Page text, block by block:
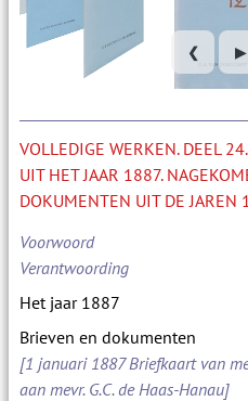
❮ ▶
VOLLEDIGE WERKEN. DEEL
UIT HET JAAR 1887.
DOKUMENTEN UIT DE
Voorwoord
Verantwoording
Het jaar 1887
Brieven en dokumenten
[1 januari 1887 Briefkaart van
aan mevr. G.C. de Haas-Hanau]